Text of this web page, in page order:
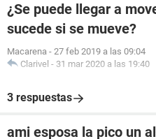
¿Se puede llegar a
sucede si se mueve?
Macarena - 27 feb 2019 a las 09:04
Clarivel - 31 mar 2020 a las 19:40
3 respuestas
ami esposa la pico un